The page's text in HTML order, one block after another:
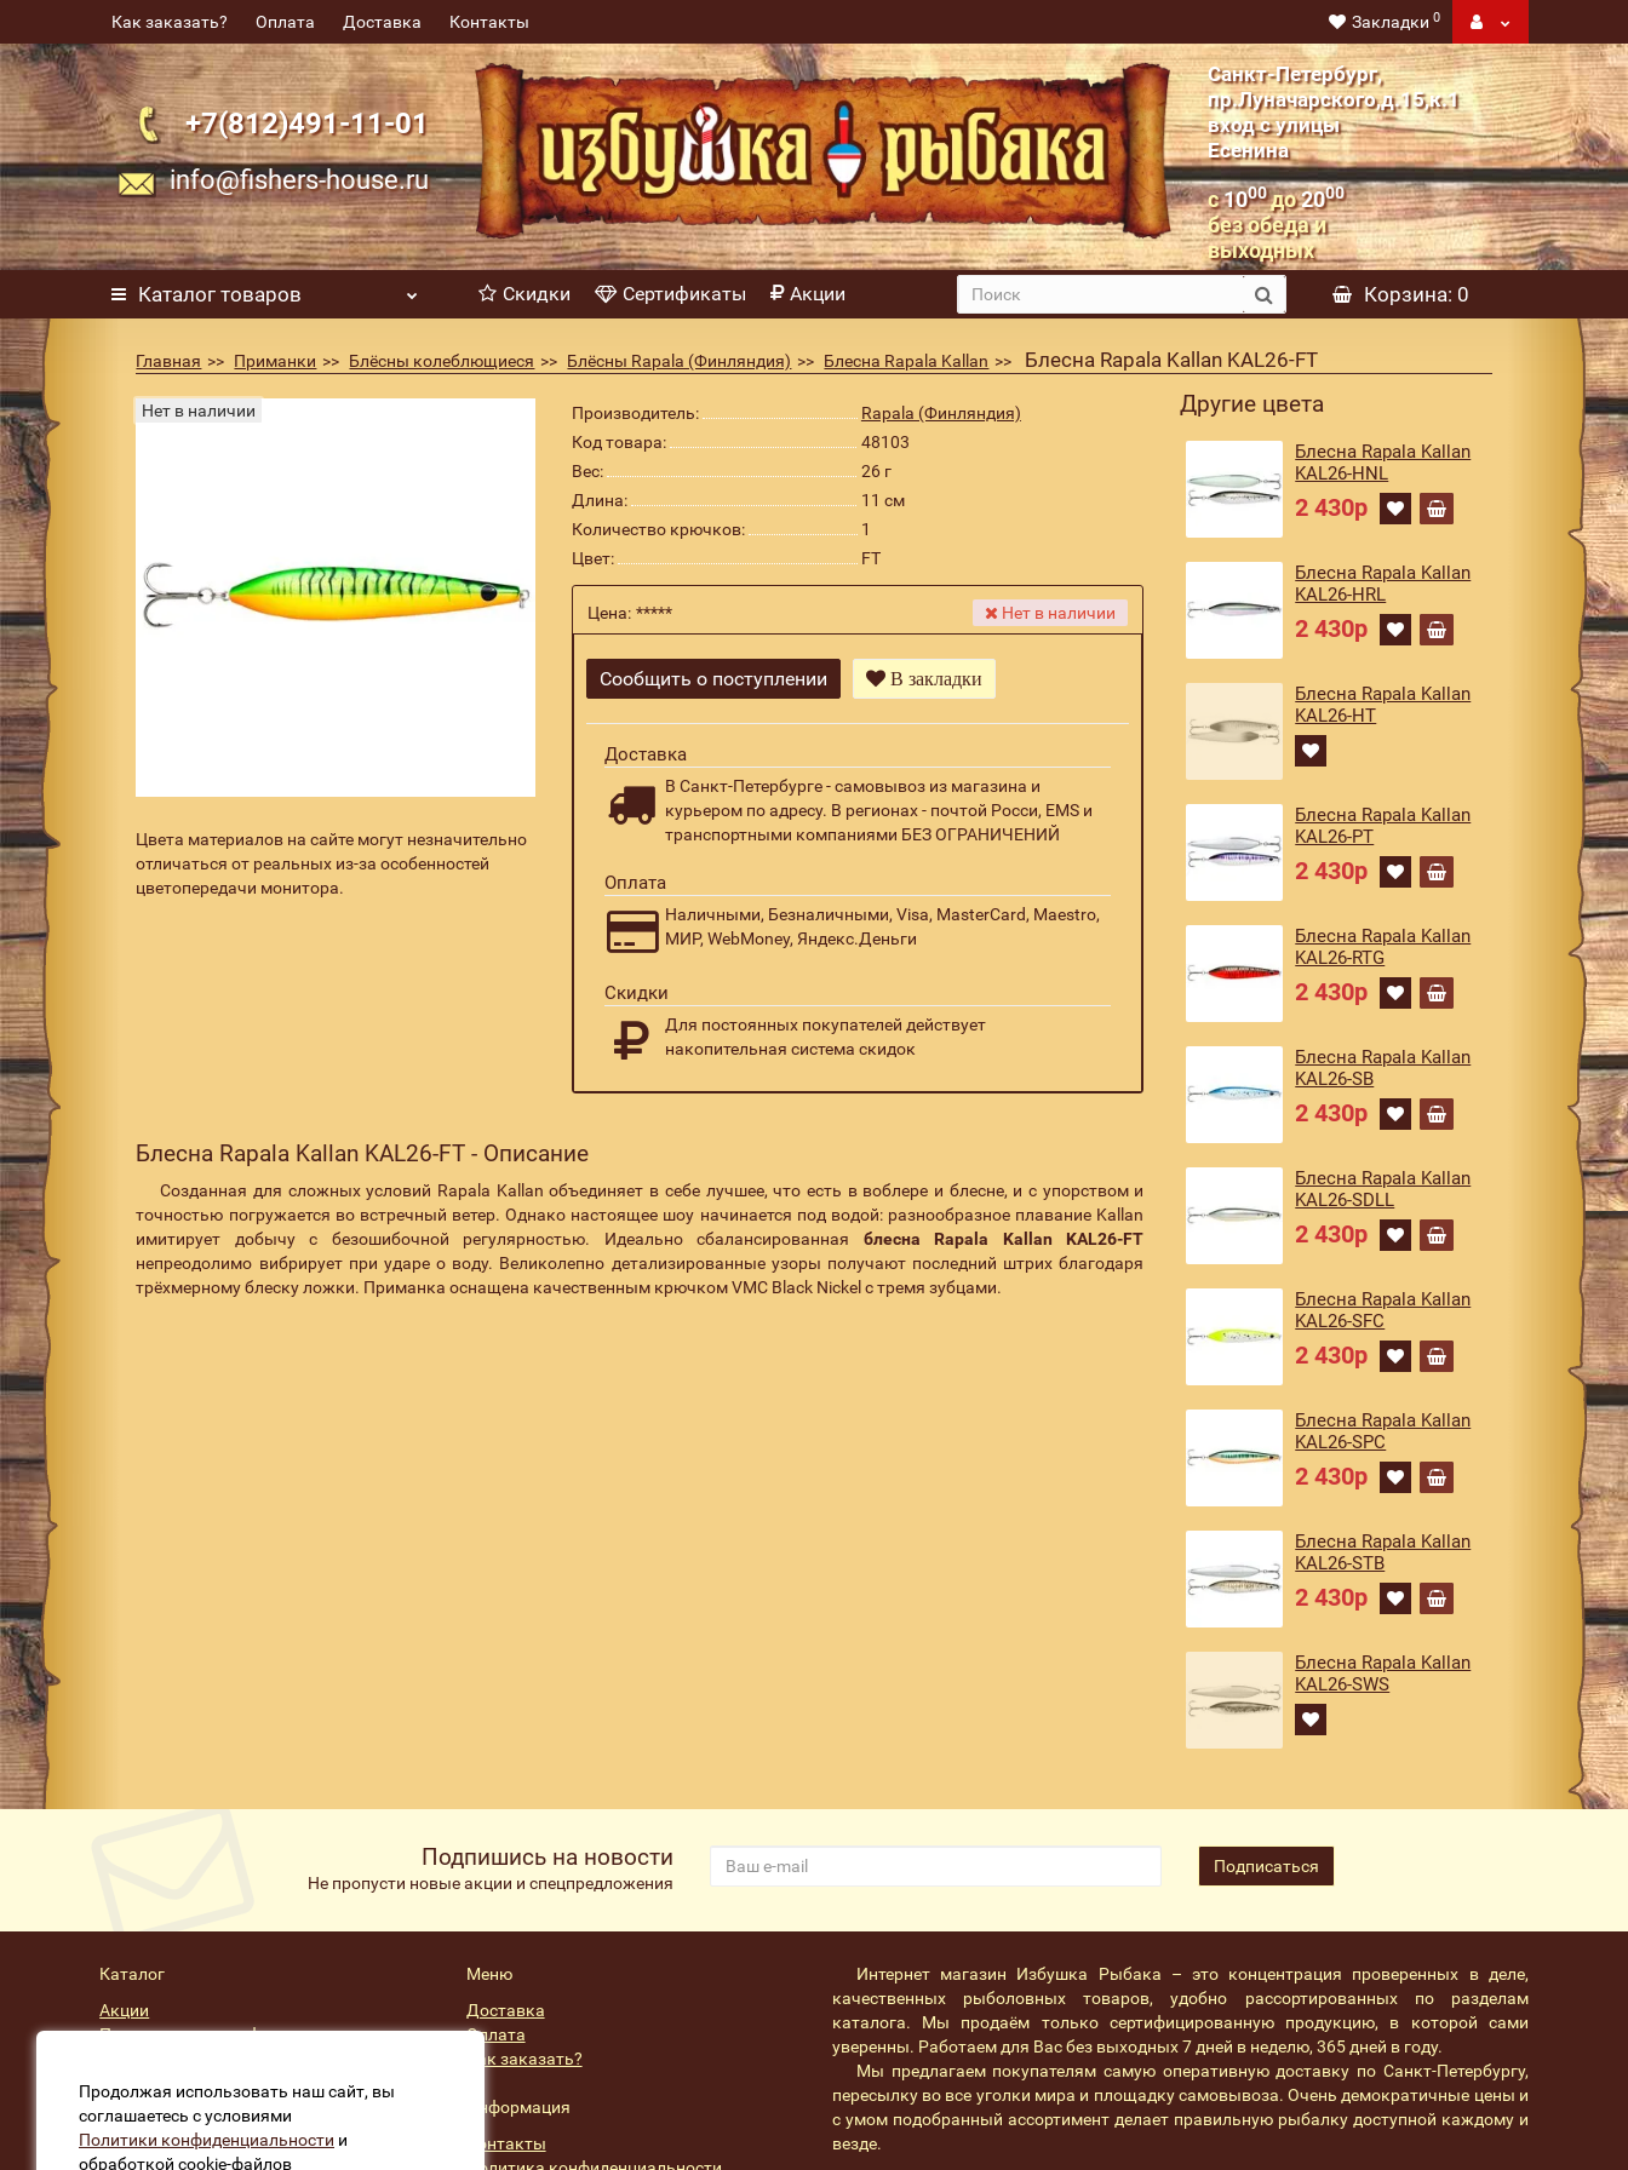
Как заказать? Оплата Доставка Контакты Закладки 0
+7(812)491-11-01
info@fishers-house.ru
Санкт-Петербург,
пр.Луначарского,д.15,к.1
вход с улицы
Есенина
с1000до2000
без обеда и
выходных
Каталог товаров Скидки Сертификаты Акции Корзина: 0
Главная Приманки Блёсны колеблющиеся Блёсны Rapala (Финляндия) Блесна Rapala Kallan Блесна Rapala Kallan KAL26-FT
Нет в наличии
Цвета материалов на сайте могут незначительно
отличаться от реальных из-за особенностей
цветопередачи монитора.
Производитель:
Rapala (Финляндия)
Код товара:
48103
Вес:
26 г
Длина:
11 см
Количество крючков:
1
Цвет:
FT
Цена: ***** Нет в наличии
Сообщить о поступлении В закладки
Доставка
В Санкт-Петербурге - самовывоз из магазина и
курьером по адресу. В регионах - почтой Росси, EMS и
транспортными компаниями БЕЗ ОГРАНИЧЕНИЙ
Оплата
Наличными, Безналичными, Visa, MasterCard, Maestro,
МИР, WebMoney, Яндекс.Деньги
Скидки
Для постоянных покупателей действует
накопительная система скидок
Блесна Rapala Kallan KAL26-FT - Описание
Созданная для сложных условий Rapala Kallan объединяет в себе лучшее, что есть в воблере и блесне, и с упорством и
точностью погружается во встречный ветер. Однако настоящее шоу начинается под водой: разнообразное плавание Kallan
имитирует добычу с безошибочной регулярностью. Идеально сбалансированная блесна Rapala Kallan KAL26-FT
непреодолимо вибрирует при ударе о воду. Великолепно детализированные узоры получают последний штрих благодаря
трёхмерному блеску ложки. Приманка оснащена качественным крючком VMC Black Nickel с тремя зубцами.
Другие цвета
Блесна Rapala Kallan
KAL26-HNL
2 430р
Блесна Rapala Kallan
KAL26-HRL
2 430р
Блесна Rapala Kallan
KAL26-HT
Блесна Rapala Kallan
KAL26-PT
2 430р
Блесна Rapala Kallan
KAL26-RTG
2 430р
Блесна Rapala Kallan
KAL26-SB
2 430р
Блесна Rapala Kallan
KAL26-SDLL
2 430р
Блесна Rapala Kallan
KAL26-SFC
2 430р
Блесна Rapala Kallan
KAL26-SPC
2 430р
Блесна Rapala Kallan
KAL26-STB
2 430р
Блесна Rapala Kallan
KAL26-SWS
Подпишись на новости
Не пропусти новые акции и спецпредложения
Подписаться
Каталог
Акции
Подарочные сертификаты
Меню
Доставка
Оплата
Как заказать?
Информация
Контакты
Интернет магазин Избушка Рыбака – это концентрация проверенных в деле,
качественных рыболовных товаров, удобно рассортированных по разделам
каталога. Мы продаём только сертифицированную продукцию, в которой сами
уверенны. Работаем для Вас без выходных 7 дней в неделю, 365 дней в году.
Мы предлагаем покупателям самую оперативную доставку по Санкт-Петербургу,
пересылку во все уголки мира и площадку самовывоза. Очень демократичные цены и
с умом подобранный ассортимент делает правильную рыбалку доступной каждому и
везде.
Продолжая использовать наш сайт, вы
соглашаетесь с условиями
Политики конфиденциальности и
обработкой cookie-файлов